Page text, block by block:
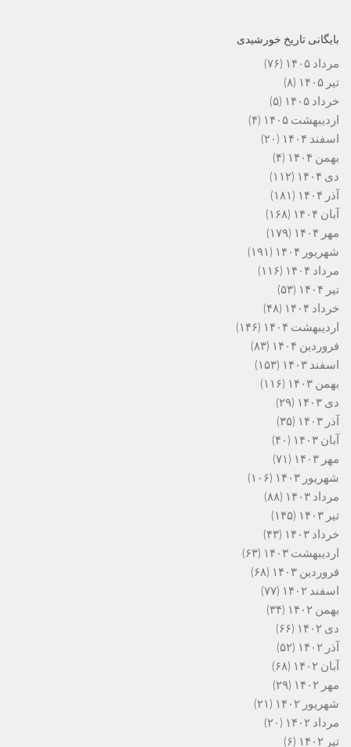
بایگانی تاریخ خورشیدی
مرداد ۱۴۰۵
(۷۶)
تیر ۱۴۰۵
(۸)
خرداد ۱۴۰۵
(۵)
اردیبهشت ۱۴۰۵
(۴)
اسفند ۱۴۰۴
(۲۰)
بهمن ۱۴۰۴
(۴)
دی ۱۴۰۴
(۱۱۲)
آذر ۱۴۰۴
(۱۸۱)
آبان ۱۴۰۴
(۱۶۸)
مهر ۱۴۰۴
(۱۷۹)
شهریور ۱۴۰۴
(۱۹۱)
مرداد ۱۴۰۴
(۱۱۶)
تیر ۱۴۰۴
(۵۳)
خرداد ۱۴۰۴
(۴۸)
اردیبهشت ۱۴۰۴
(۱۴۶)
فروردین ۱۴۰۴
(۸۳)
اسفند ۱۴۰۳
(۱۵۳)
بهمن ۱۴۰۳
(۱۱۶)
دی ۱۴۰۳
(۲۹)
آذر ۱۴۰۳
(۳۵)
آبان ۱۴۰۳
(۴۰)
مهر ۱۴۰۳
(۷۱)
شهریور ۱۴۰۳
(۱۰۶)
مرداد ۱۴۰۳
(۸۸)
تیر ۱۴۰۳
(۱۴۵)
خرداد ۱۴۰۳
(۴۳)
اردیبهشت ۱۴۰۳
(۶۳)
فروردین ۱۴۰۳
(۶۸)
اسفند ۱۴۰۲
(۷۷)
بهمن ۱۴۰۲
(۳۴)
دی ۱۴۰۲
(۶۶)
آذر ۱۴۰۲
(۵۲)
آبان ۱۴۰۲
(۶۸)
مهر ۱۴۰۲
(۲۹)
شهریور ۱۴۰۲
(۲۱)
مرداد ۱۴۰۲
(۲۰)
تیر ۱۴۰۲
(۶)